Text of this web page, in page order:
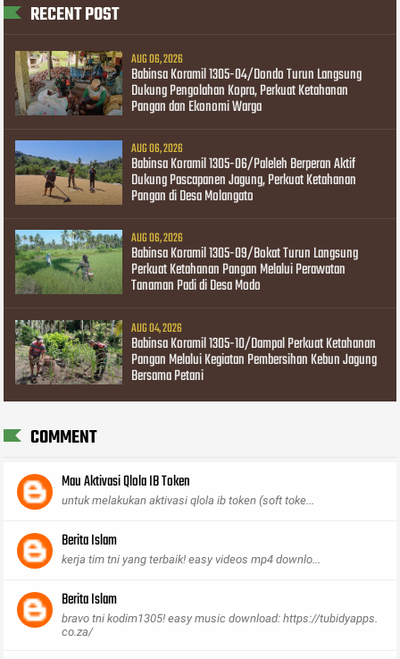
RECENT POST
AUG 06, 2026
Babinsa Koramil 1305-04/Dondo Turun Langsung
Dukung Pengolahan Kopra, Perkuat Ketahanan
Pangan dan Ekonomi Warga
AUG 06, 2026
Babinsa Koramil 1305-06/Paleleh Berperan Aktif
Dukung Pascapanen Jagung, Perkuat Ketahanan
Pangan di Desa Molangato
AUG 06, 2026
Babinsa Koramil 1305-09/Bokat Turun Langsung
Perkuat Ketahanan Pangan Melalui Perawatan
Tanaman Padi di Desa Modo
AUG 04, 2026
Babinsa Koramil 1305-10/Dampal Perkuat Ketahanan
Pangan Melalui Kegiatan Pembersihan Kebun Jagung
Bersama Petani
COMMENT
Mau Aktivasi Qlola IB Token
untuk melakukan aktivasi qlola ib token (soft toke...
Berita Islam
kerja tim tni yang terbaik! easy videos mp4 downlo...
Berita Islam
bravo tni kodim1305! easy music download: https://tubidyapps.
co.za/